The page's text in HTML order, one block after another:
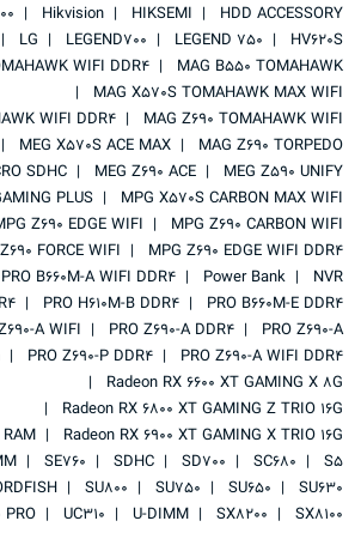
HDD ACCESSORY
HIKSEMI
Hikvision
HV620S
LEGEND 750
LEGEND700
LG
MAG B550 TOMAHAWK
WIFI DDR4
MAG X570S TOMAHAWK MAX WIFI
MAG Z690 TOMAHAWK WIFI
WIFI DDR4
MAG Z690 TORPEDO
MEG X570S ACE MAX
MEG Z590 UNIFY
MEG Z690 ACE
SDHC
MPG X570S CARBON MAX WIFI
PLUS
MPG Z690 CARBON WIFI
Z690 EDGE WIFI
MPG Z690 EDGE WIFI DDR4
FORCE WIFI
NVR
Power Bank
PRO B660M-A WIFI DDR4
PRO B660M-E DDR4
PRO H610M-B DDR4
PRO Z690-A
PRO Z690-A DDR4
A WIFI
PRO Z690-A WIFI DDR4
PRO Z690-P DDR4
Radeon RX 6600 XT GAMING X 8G
Radeon RX 6800 XT GAMING Z TRIO 16G
Radeon RX 6900 XT GAMING X TRIO 16G
RAM
S5
SC680
SD700
SDHC
SE760
SU630
SU650
SU750
SU800
SX8100
SX8200
U-DIMM
UC310
PRO